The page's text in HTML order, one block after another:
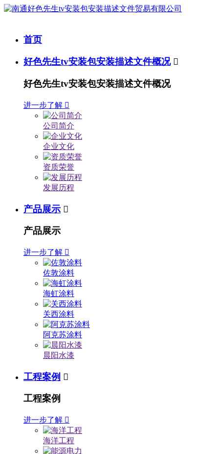
首页
好色先生tv安装包安装描述文件概况 
好色先生tv安装包安装描述文件概况
进一步了解 
公司简介
企业文化
资质荣誉
发展历程
产品展示 
产品展示
进一步了解 
佐敦涂料
海虹涂料
关西涂料
阿克苏涂料
晨阳水漆
工程案例 
工程案例
进一步了解 
海洋工程